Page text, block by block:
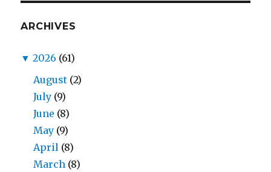
ARCHIVES
▼ 2026 (61)
August (2)
July (9)
June (8)
May (9)
April (8)
March (8)